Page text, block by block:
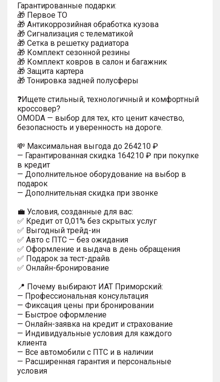
Гарантированные подарки:
🎁 Первое ТО
🎁 Антикоррозийная обработка кузова
🎁 Сигнализация с телематикой
🎁 Сетка в решетку радиатора
🎁 Комплект сезонной резины
🎁 Комплект ковров в салон и багажник
🎁 Защита картера
🎁 Тонировка задней полусферы
❓Ищете стильный, технологичный и комфортный
кроссовер?
OMODA — выбор для тех, кто ценит качество,
безопасность и уверенность на дороге.
💸 Максимальная выгода до 264210 ₽
— Гарантированная скидка 164210 ₽ при покупке
в кредит
— Дополнительное оборудование на выбор в
подарок
— Дополнительная скидка при звонке
💼 Условия, созданные для вас:
✅ Кредит от 0,01% без скрытых услуг
✅ Выгодный трейд-ин
✅ Авто с ПТС — без ожидания
✅ Оформление и выдача в день обращения
✅ Подарок за тест-драйв
✅ Онлайн-бронирование
📍 Почему выбирают ИАТ Приморский:
— Профессиональная консультация
— Фиксация цены при бронировании
— Быстрое оформление
— Онлайн-заявка на кредит и страхование
— Индивидуальные условия для каждого
клиента
— Все автомобили с ПТС и в наличии
— Расширенная гарантия и персональные
условия